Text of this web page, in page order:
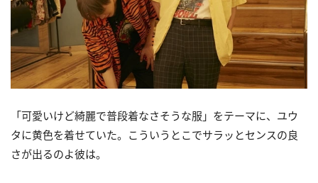
「可愛いけど綺麗で普段着なさそうな服」をテーマに、ユウ
タに黄色を着せていた。こういうとこでサラッとセンスの良
さが出るのよ彼は。